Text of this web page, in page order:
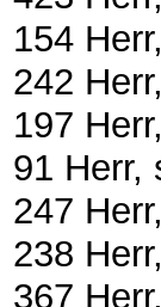
154
242
197
91 Herr,
247
238
367